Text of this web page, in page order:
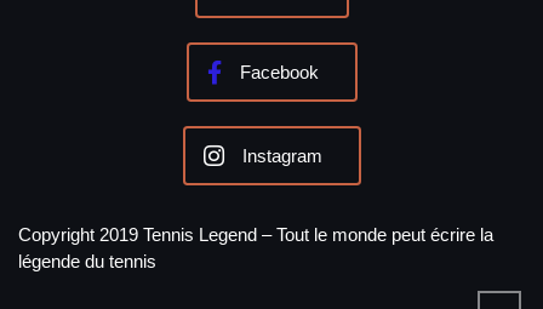
Facebook
Instagram
Copyright 2019 Tennis Legend – Tout le monde peut écrire la
légende du tennis